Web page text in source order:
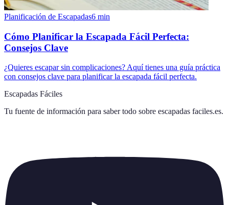
Planificación de Escapadas6 min
Cómo Planificar la Escapada Fácil Perfecta:
Consejos Clave
¿Quieres escapar sin complicaciones? Aquí tienes una guía práctica
con consejos clave para planificar la escapada fácil perfecta.
Escapadas Fáciles
Tu fuente de información para saber todo sobre escapadas faciles.es.